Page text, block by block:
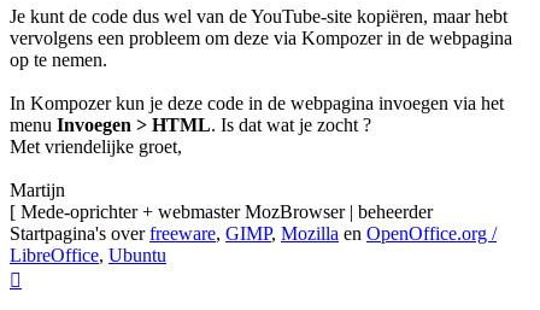
Je kunt de code dus wel van de YouTube-site kopiëren, maar hebt
vervolgens een probleem om deze via Kompozer in de webpagina
op te nemen.
In Kompozer kun je deze code in de webpagina invoegen via het
menu Invoegen > HTML. Is dat wat je zocht ?
Met vriendelijke groet,
Martijn
[ Mede-oprichter + webmaster MozBrowser | beheerder
Startpagina's overfreeware, GIMP, Mozilla en OpenOffice.org /
LibreOffice, Ubuntu